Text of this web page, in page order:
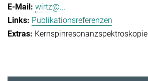
wirtz@...
Publikationsreferenzen
Kernspinresonanzspektroskopie